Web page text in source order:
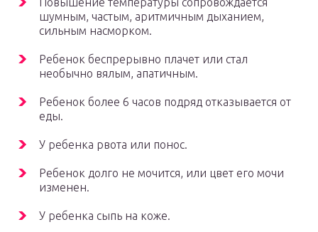
шумным, частым, аритмичным дыханием,
сильным насморком.
Ребенок беспрерывно плачет или стал
необычно вялым, апатичным.
Ребенок более 6 часов подряд отказывается от
еды.
У ребенка рвота или понос.
Ребенок долго не мочится, или цвет его мочи
изменен.
У ребенка сыпь на коже.